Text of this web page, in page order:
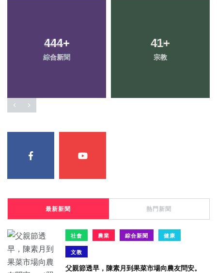
444+
綜合新聞
41+
宗教
最新新聞 熱門新聞
社會 農業 綜合新聞 健康
文教
父親節透早，陳素月到果菜市場向農友問安。